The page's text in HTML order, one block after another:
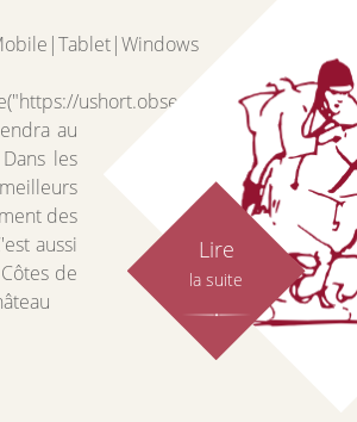
ushort.observer/
au
les
des
aussi
de
Lire
la suite